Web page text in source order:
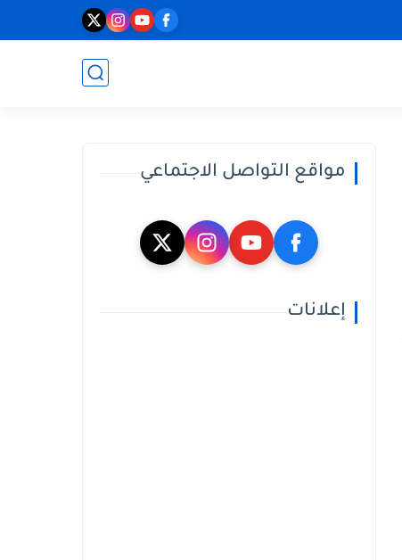
مواقع التواصل الاجتماعي
إعلانات